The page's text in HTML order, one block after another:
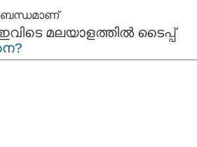
മലയാളത്തില്‍ ടൈപ്പ്